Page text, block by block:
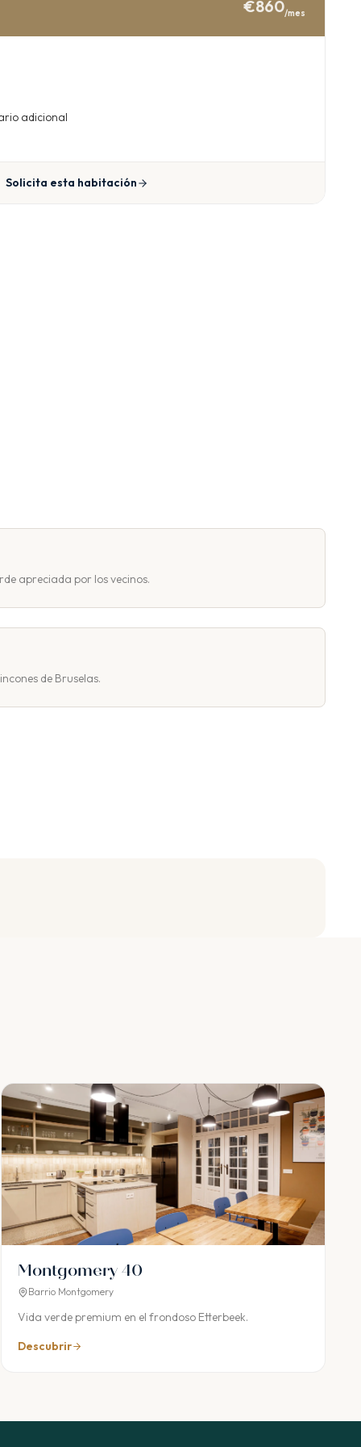
€860/mes
adicional
Solicita esta habitación
apreciada por los vecinos.
de Bruselas.
Montgomery 40
Barrio Montgomery
Vida verde premium en el frondoso Etterbeek.
Descubrir